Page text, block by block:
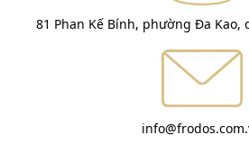
81 Phan Kế Bính, phường Đa Kao,